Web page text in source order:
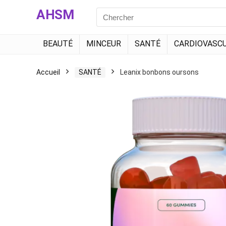
AHSM
Search
for:
BEAUTÉ MINCEUR SANTÉ
Accueil SANTÉ Leanix bonbons oursons